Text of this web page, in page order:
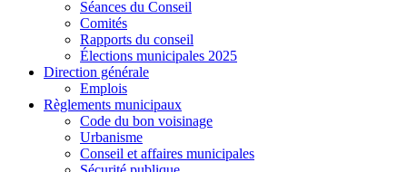
Séances du Conseil
Comités
Rapports du conseil
Élections municipales 2025
Direction générale
Emplois
Règlements municipaux
Code du bon voisinage
Urbanisme
Conseil et affaires municipales